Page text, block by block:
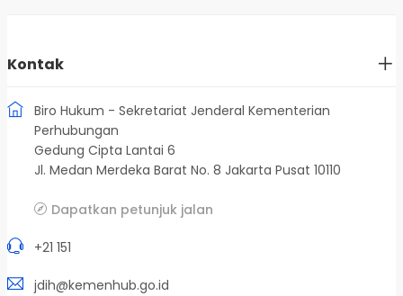
Kontak
Biro Hukum - Sekretariat Jenderal Kementerian
Perhubungan
Gedung Cipta Lantai 6
Jl. Medan Merdeka Barat No. 8 Jakarta Pusat 10110
Dapatkan petunjuk jalan
+21 151
jdih@kemenhub.go.id